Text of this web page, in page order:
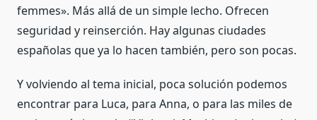
femmes». Más allá de un simple lecho. Ofrecen
seguridad y reinserción. Hay algunas ciudades
españolas que ya lo hacen también, pero son pocas.
Y volviendo al tema inicial, poca solución podemos
encontrar para Luca, para Anna, o para las miles de